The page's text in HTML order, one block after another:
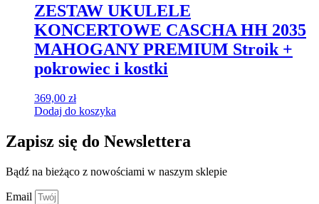
ZESTAW UKULELE
KONCERTOWE CASCHA HH 2035
MAHOGANY PREMIUM Stroik +
pokrowiec i kostki
369,00 zł
Dodaj do koszyka
Zapisz się do Newslettera
Bądź na bieżąco z nowościami w naszym sklepie
Email